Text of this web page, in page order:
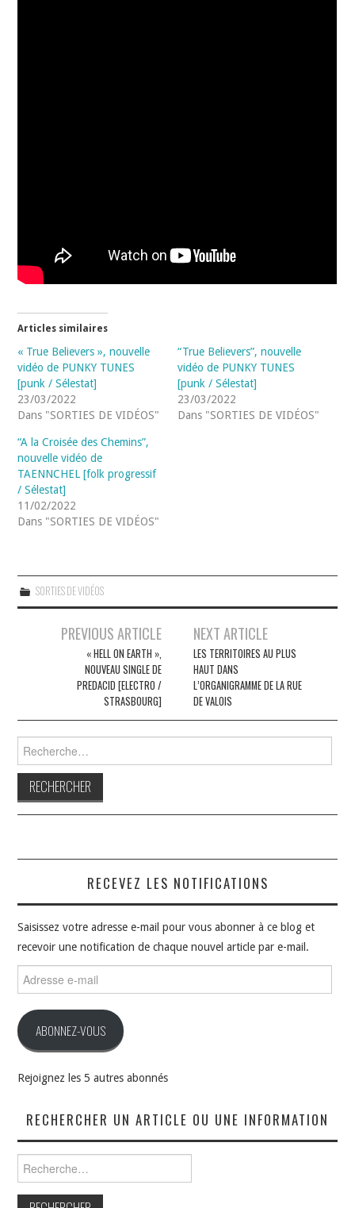
Articles similaires
« True Believers », nouvelle
vidéo de PUNKY TUNES
[punk / Sélestat]
23/03/2022
Dans "SORTIES DE VIDÉOS"
“True Believers”, nouvelle
vidéo de PUNKY TUNES
[punk / Sélestat]
23/03/2022
Dans "SORTIES DE VIDÉOS"
“A la Croisée des Chemins”,
nouvelle vidéo de
TAENNCHEL [folk progressif
/ Sélestat]
11/02/2022
Dans "SORTIES DE VIDÉOS"
SORTIES DE VIDÉOS
NavigationPREVIOUS ARTICLE
« HELL ON EARTH »,
NOUVEAU SINGLE DE
PREDACID [ELECTRO /
STRASBOURG]
NEXT ARTICLE
LES TERRITOIRES AU PLUS
HAUT DANS
L’ORGANIGRAMME DE LA RUE
DE VALOIS
Rechercher :
RECEVEZ LES NOTIFICATIONS
Saisissez votre adresse e-mail pour vous abonner à ce blog et
recevoir une notification de chaque nouvel article par e-mail.
Adresse
e-
ABONNEZ-VOUS
Rejoignez les 5 autres abonnés
RECHERCHER UN ARTICLE OU UNE INFORMATION
Rechercher :